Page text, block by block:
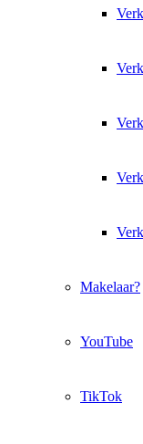
Makelaar?
YouTube
TikTok